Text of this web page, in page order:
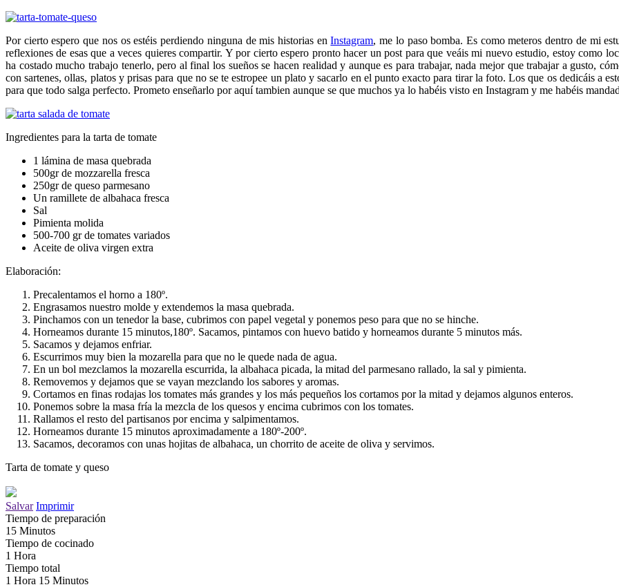
Por cierto espero que nos os estéis perdiendo ninguna de mis historias enInstagram, me lo paso bomba. Es como meteros dentro de mi
reflexiones de esas que a veces quieres compartir. Y por cierto espero pronto hacer un post para que veáis mi nuevo estudio, estoy
ha costado mucho trabajo tenerlo, pero al final los sueños se hacen realidad y aunque es para trabajar, nada mejor que trabajar a gusto,
con sartenes, ollas, platos y prisas para que no se te estropee un plato y sacarlo en el punto exacto para tirar la foto. Los que os dedicáis a
para que todo salga perfecto. Prometo enseñarlo por aquí tambien aunque se que muchos ya lo habéis visto en Instagram y me habéis
Ingredientes para la tarta de tomate
1 lámina de masa quebrada
500gr de mozzarella fresca
250gr de queso parmesano
Un ramillete de albahaca fresca
Sal
Pimienta molida
500-700 gr de tomates variados
Aceite de oliva virgen extra
Elaboración:
Precalentamos el horno a 180º.
Engrasamos nuestro molde y extendemos la masa quebrada.
Pinchamos con un tenedor la base, cubrimos con papel vegetal y ponemos peso para que no se hinche.
Horneamos durante 15 minutos,180º. Sacamos, pintamos con huevo batido y horneamos durante 5 minutos más.
Sacamos y dejamos enfriar.
Escurrimos muy bien la mozarella para que no le quede nada de agua.
En un bol mezclamos la mozarella escurrida, la albahaca picada, la mitad del parmesano rallado, la sal y pimienta.
Removemos y dejamos que se vayan mezclando los sabores y aromas.
Cortamos en finas rodajas los tomates más grandes y los más pequeños los cortamos por la mitad y dejamos algunos enteros.
Ponemos sobre la masa fría la mezcla de los quesos y encima cubrimos con los tomates.
Rallamos el resto del partisanos por encima y salpimentamos.
Horneamos durante 15 minutos aproximadamente a 180º-200º.
Sacamos, decoramos con unas hojitas de albahaca, un chorrito de aceite de oliva y servimos.
Tarta de tomate y queso
Salvar Imprimir
Tiempo de preparación
15 Minutos
Tiempo de cocinado
1 Hora
Tiempo total
1 Hora 15 Minutos